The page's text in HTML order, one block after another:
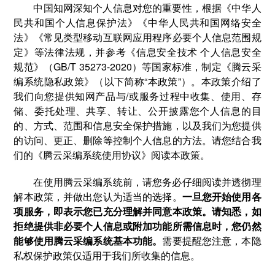
中国知网深知个人信息对您的重要性，根据《中华人
民共和国个人信息保护法》《中华人民共和国网络安全
法》《常见类型移动互联网应用程序必要个人信息范围规
定》等法律法规，并参考《信息安全技术 个人信息安全
规范》（GB/T 35273-2020）等国家标准，制定《腾云采
编系统隐私政策》（以下简称“本政策”）。本政策介绍了
我们向您提供知网产品与/或服务过程中收集、使用、存
储、委托处理、共享、转让、公开披露您个人信息的目
的、方式、范围和信息安全保护措施，以及我们为您提供
的访问、更正、删除等控制个人信息的方法。请您结合我
们的《腾云采编系统使用协议》阅读本政策。
在使用腾云采编系统前，请您务必仔细阅读并透彻理
解本政策，并做出您认为适当的选择。 一旦您开始使用各
项服务，即表示您已充分理解并同意本政策。请知悉，如
拒绝提供非必要个人信息或附加功能所需信息时，您仍然
能够使用腾云采编系统基本功能。 需要提醒您注意，本隐
私权保护政策仅适用于我们所收集的信息。